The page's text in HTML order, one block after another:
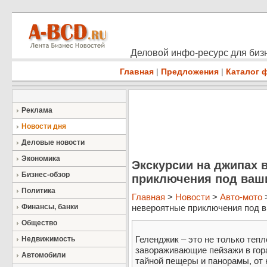
Деловой инфо-ресурс для
Главная | Предложения | Каталог
Реклама
Новости дня
Деловые новости
Экономика
Бизнес-обзор
Политика
Финансы, банки
Общество
Недвижимость
Автомобили
Экскурсии на джипах
приключения под
Главная > Новости > Авто-мото
невероятные приключения под
Геленджик – это не только
завораживающие пейзажи в
тайной пещеры и панорамы, от